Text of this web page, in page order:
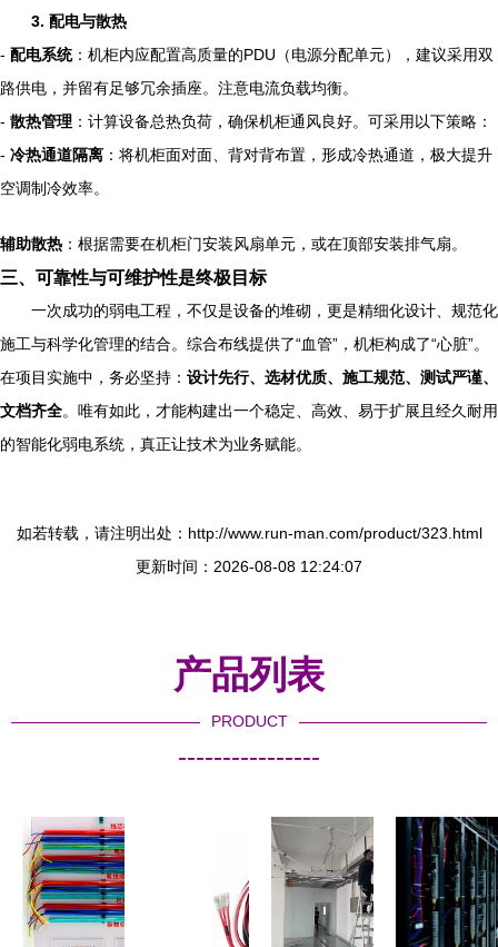
3. 配电与散热
- 配电系统：机柜内应配置高质量的PDU（电源分配单元），建议采用双
路供电，并留有足够冗余插座。注意电流负载均衡。
- 散热管理 ：计算设备总热负荷，确保机柜通风良好。可采用以下策略：
- 冷热通道隔离 ：将机柜面对面、背对背布置，形成冷热通道，极大提升
空调制冷效率。
辅助散热 ：根据需要在机柜门安装风扇单元，或在顶部安装排气扇。
三、可靠性与可维护性是终极目标
一次成功的弱电工程，不仅是设备的堆砌，更是精细化设计、规范化
施工与科学化管理的结合。综合布线提供了“血管”，机柜构成了“心脏”。
在项目实施中，务必坚持： 设计先行、选材优质、施工规范、测试严谨、
文档齐全。唯有如此，才能构建出一个稳定、高效、易于扩展且经久耐用
的智能化弱电系统，真正让技术为业务赋能。
如若转载，请注明出处：http://www.run-man.com/product/323.html
更新时间：2026-08-08 12:24:07
产品列表
PRODUCT
----------------